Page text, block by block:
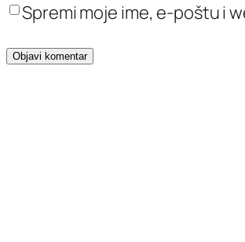
Spremi moje ime, e-poštu i